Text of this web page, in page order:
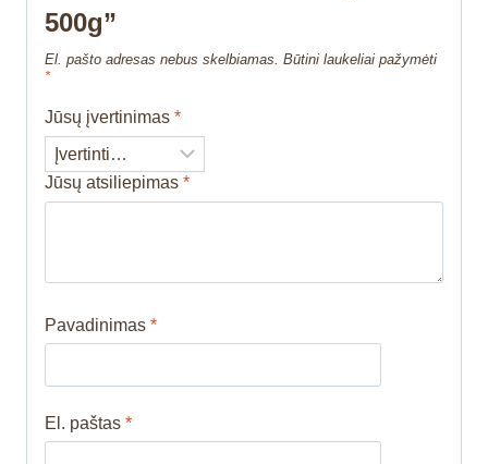
500g”
El. pašto adresas nebus skelbiamas. Būtini laukeliai pažymėti
*
Jūsų įvertinimas *
Jūsų atsiliepimas *
Pavadinimas *
El. paštas *